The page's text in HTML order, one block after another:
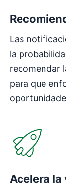
Las
la
recomendar
para que
Acelera